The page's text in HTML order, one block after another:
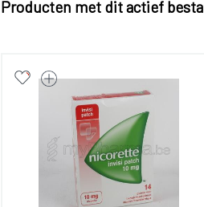
Producten met dit actief